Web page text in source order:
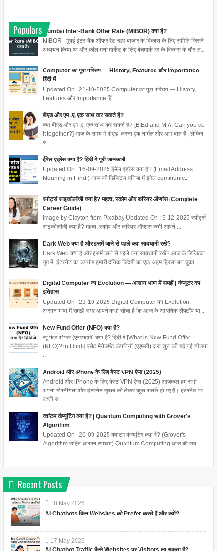
Populars
Mumbai Inter-Bank Offer Rate (MIBOR) क्या है?
MIBOR - मुंबई इंटर-बैंक ऑफर रेट ऋण बाजार के विकास के लिए समिति जिसने
अध्ययन किया था और कॉल मनी मार्केट के लिए बेंचमार्क दर के विकास के तौर-त...
Computer का पूरा परिचय — History, Features और Importance
हिंदी में
Updated On : 21-10-2025 Computer का पूरा परिचय — History,
Features और Importance हिं...
बीएड और एम .ए. एक साथ कर सकते है?
क्या बीएड और एम .ए. एक साथ कर सकते है? [B.Ed and M.A. Can you do
it together?] आज के समय में बीएड करना एक नार्मल और आम बात है , लेकिन
स...
ईमेल एड्रेस क्या है? हिंदी में पूरी जानकारी
Updated On : 16-09-2025 ईमेल एड्रेस क्या है? (Email Address
Meaning in Hindi) आज की डिजिटल दुनिया में ईमेल communic...
स्पोर्ट्स साइकोलॉजी क्या है? महत्व, स्कोप और करियर ऑप्शंस (Complete
Career Guide)
Image by Clayton from Pixabay Updated On : 5-12-2025 स्पोर्ट्स
साइकोलॉजी क्या है? महत्व, स्कोप और करियर ऑप्शंस कभी आपने ...
Dark Web क्या है और इसमें जाने से पहले क्या सावधानी रखें?
Dark Web क्या है और इसमें जाने से पहले क्या सावधानी रखें? आज के डिजिटल
युग में, इंटरनेट का उपयोग हमारी दैनिक जिंदगी का एक अहम हिस्सा बन चुका...
Digital Computer का Evolution — आसान भाषा में समझें | कंप्यूटर का
इतिहास
Updated On : 23-10-2025 Digital Computer का Evolution —
आसान भाषा में समझें अगर आपने कभी सोचा है कि आज के आधुनिक लैपटॉप या...
New Fund Offer (NFO) क्या है?
न्यू फंड ऑफर (एनएफओ) क्या है? हिंदी में [What is New Fund Offer
(NFO)? in Hindi] एसेट मैनेजमेंट कंपनियों (एएमसी) द्वारा शुरू की गई नई योजना
...
Android और iPhone के लिए बेस्ट VPN ऐप्स (2025)
Android और iPhone के लिए बेस्ट VPN ऐप्स (2025) आजकल हम सभी
अपनी गोपनीयता और इंटरनेट सुरक्षा को लेकर बहुत सतर्क हो गए हैं। इंटरनेट पर
बढ़ती स...
क्वांटम कंप्यूटिंग क्या है? | Quantum Computing with Grover's
Algorithm
Updated On : 26-09-2025 क्वांटम कंप्यूटिंग क्या है? (Grover's
Algorithm सहित आसान व्याख्या) Quantum Computing आज की सब...
Recent Posts
18 May 2026
AI Chatbots किन Websites को Prefer करते हैं और क्यों?
17 May 2026
AI Chatbot Traffic कैसे Websites पर Visitors ला सकता है?